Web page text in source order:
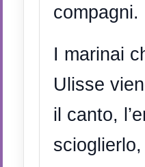
compagni.
I marinai
Ulisse
il canto,